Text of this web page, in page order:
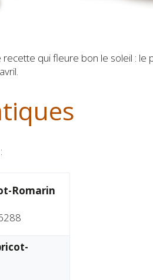
qui fleure bon le soleil :
Romarin